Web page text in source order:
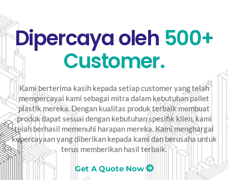
Dipercaya oleh 500+
Customer.
Kami berterima kasih kepada setiap customer yang telah
mempercayai kami sebagai mitra dalam kebutuhan pallet
plastik mereka. Dengan kualitas produk terbaik membuat
produk dapat sesuai dengan kebutuhan spesifik klien, kami
telah berhasil memenuhi harapan mereka. Kami menghargai
kepercayaan yang diberikan kepada kami dan berusaha untuk
terus memberikan hasil terbaik.
Get A Quote Now